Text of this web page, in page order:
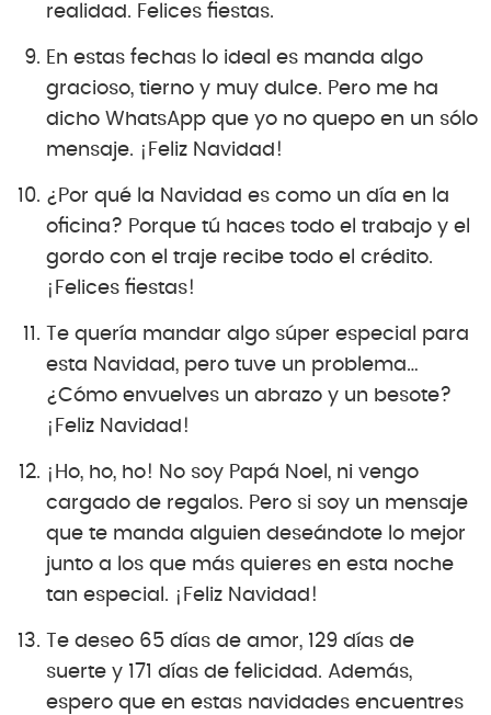
realidad. Felices fiestas.
En estas fechas lo ideal es manda algo
gracioso, tierno y muy dulce. Pero me ha
dicho WhatsApp que yo no quepo en un sólo
mensaje. ¡Feliz Navidad!
¿Por qué la Navidad es como un día en la
oficina? Porque tú haces todo el trabajo y el
gordo con el traje recibe todo el crédito.
¡Felices fiestas!
Te quería mandar algo súper especial para
esta Navidad, pero tuve un problema…
¿Cómo envuelves un abrazo y un besote?
¡Feliz Navidad!
¡Ho, ho, ho! No soy Papá Noel, ni vengo
cargado de regalos. Pero si soy un mensaje
que te manda alguien deseándote lo mejor
junto a los que más quieres en esta noche
tan especial. ¡Feliz Navidad!
Te deseo 65 días de amor, 129 días de
suerte y 171 días de felicidad. Además,
espero que en estas navidades encuentres